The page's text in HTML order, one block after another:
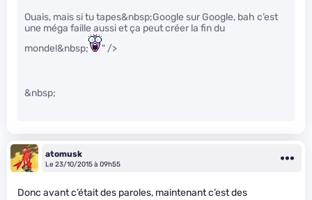
Ouais, mais si tu tapes&nbsp;Google sur Google, bah c’est
une méga faille aussi et ça peut créer la fin du
monde!&nbsp;
" />
&nbsp;
atomusk
Le 23/10/2015 à 09h55
Donc avant c’était des paroles, maintenant c’est des